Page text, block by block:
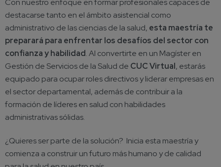
destacarse tanto en el ámbito asistencial como
administrativo de las ciencias de la salud, esta maestría te
preparará para enfrentar los desafíos del sector con
confianza y habilidad. Al convertirte en un Magíster en
Gestión de Servicios de la Salud de CUC Virtual, estarás
equipado para ocupar roles directivos y liderar empresas en
el sector departamental, además de contribuir a la
formación de líderes en salud con habilidades
administrativas sólidas.
¿Quieres ser parte de la solución? Inicia esta maestría y
comienza a construir un futuro más humano y de calidad